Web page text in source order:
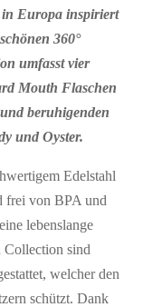
Europa inspiriert
360°
umfasst vier
Mouth Flaschen
beruhigenden
und Oyster.
Edelstahl
frei von BPA und
lebenslange
Collection sind
welcher den
schützt. Dank